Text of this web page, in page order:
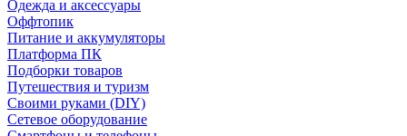
Одежда и аксессуары
Оффтопик
Питание и аккумуляторы
Платформа ПК
Подборки товаров
Путешествия и туризм
Своими руками (DIY)
Сетевое оборудование